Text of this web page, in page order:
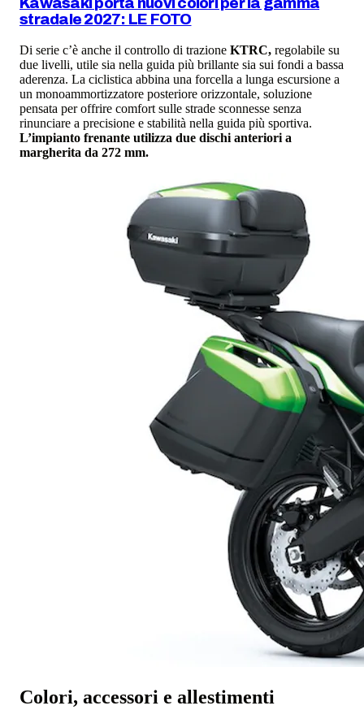
Kawasaki porta nuovi colori per la gamma
stradale 2027: LE FOTO
Di serie c’è anche il controllo di trazione KTRC, regolabile su
due livelli, utile sia nella guida più brillante sia sui fondi a bassa
aderenza. La ciclistica abbina una forcella a lunga escursione a
un monoammortizzatore posteriore orizzontale, soluzione
pensata per offrire comfort sulle strade sconnesse senza
rinunciare a precisione e stabilità nella guida più sportiva.
L’impianto frenante utilizza due dischi anteriori a
margherita da 272 mm.
Colori, accessori e allestimenti